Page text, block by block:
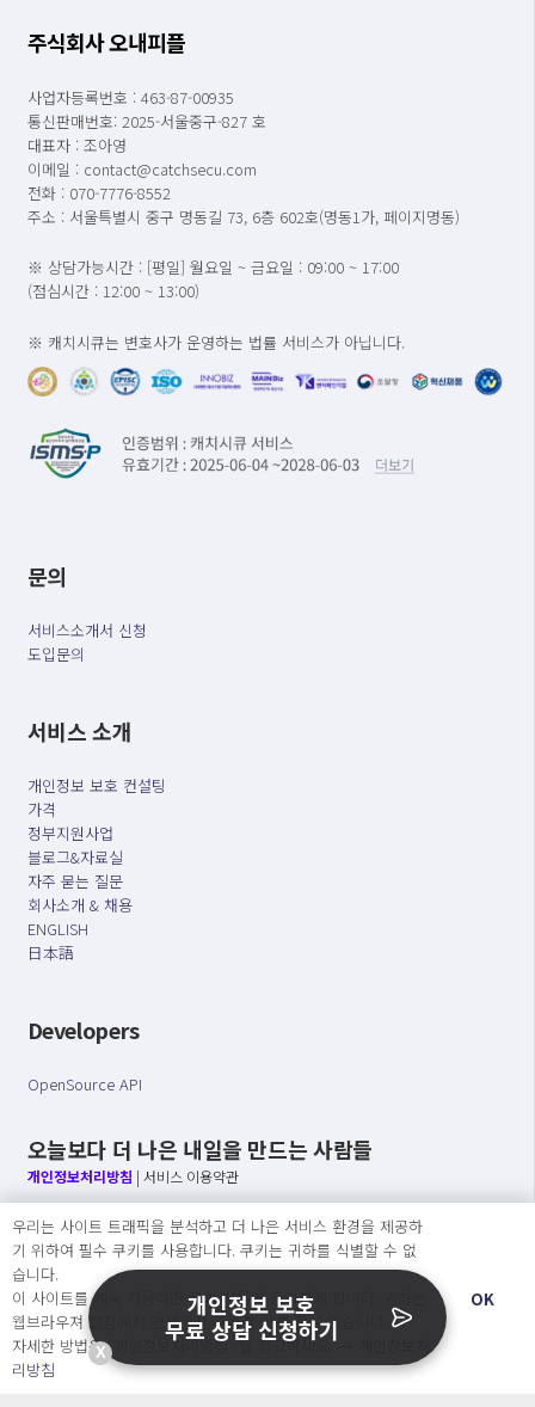
주식회사 오내피플
사업자등록번호 : 463-87-00935
통신판매번호: 2025-서울중구-827 호
대표자 : 조아영
이메일 : contact@catchsecu.com
전화 : 070-7776-8552
주소 : 서울특별시 중구 명동길 73, 6층 602호(명동1가, 페이지명동)
※ 상담가능시간 : [평일] 월요일 ~ 금요일 : 09:00 ~ 17:00
(점심시간 : 12:00 ~ 13:00)
※ 캐치시큐는 변호사가 운영하는 법률 서비스가 아닙니다.
문의
서비스소개서 신청
도입문의
서비스 소개
개인정보 보호 컨설팅
가격
정부지원사업
블로그&자료실
자주 묻는 질문
회사소개 & 채용
ENGLISH
日本語
Developers
OpenSource API
오늘보다 더 나은 내일을 만드는 사람들
개인정보처리방침 | 서비스 이용약관
○ 개인정보보호 컴플라이언스를 선도하겠습니다.
○ 정보주체의 권리를 보장하겠습니다.
○ 기업의 개인정보보호를 위한 효율적 관리를 보장하겠습니다.
Copyright Ⓒ
2026 O.NE PEOPLE Co., Ltd. All rights reserved.
우리는 사이트 트래픽을 분석하고 더 나은 서비스 환경을 제공하
기 위하여 필수 쿠키를 사용합니다. 쿠키는 귀하를 식별할 수 없
습니다.
이 사이트를 계속 사용하면 쿠키 사용에 동의하게 됩니다. 귀하는
웹브라우져 설정에서 언제든지 쿠키를 삭제 할 수있습니다.
자세한 방법은 “개인정보처리방침” 을 참고하세요. →
리방침
OK
X
개인정보 보호
무료 상담 신청하기